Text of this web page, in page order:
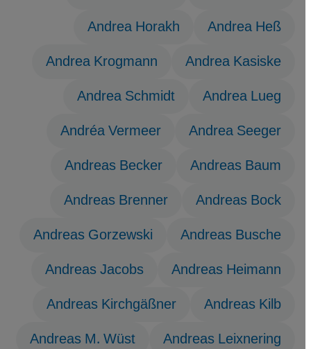
Andrea Heß
Andrea Horakh
Andrea Kasiske
Andrea Krogmann
Andrea Lueg
Andrea Schmidt
Andrea Seeger
Andréa Vermeer
Andreas Baum
Andreas Becker
Andreas Bock
Andreas Brenner
Andreas Busche
Andreas Gorzewski
Andreas Heimann
Andreas Jacobs
Andreas Kilb
Andreas Kirchgäßner
Andreas Leixnering
Andreas M. Wüst